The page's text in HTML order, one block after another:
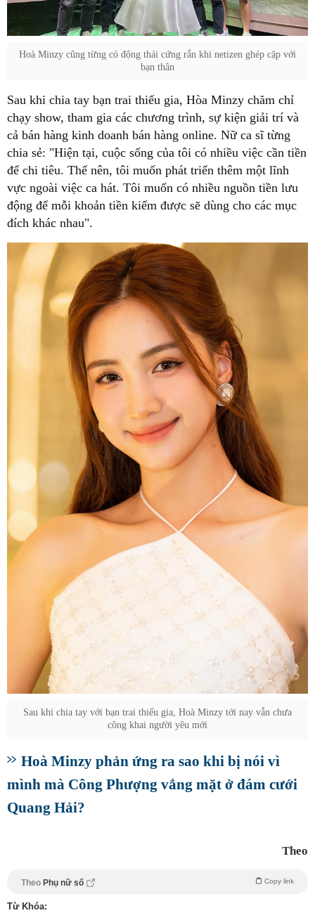
Hoà Minzy cũng từng có động thái cứng rắn khi netizen ghép cặp với
bạn thân
Sau khi chia tay bạn trai thiếu gia, Hòa Minzy chăm chỉ
chạy show, tham gia các chương trình, sự kiện giải trí và
cả bán hàng kinh doanh bán hàng online. Nữ ca sĩ từng
chia sẻ: "Hiện tại, cuộc sống của tôi có nhiều việc cần tiền
để chi tiêu. Thế nên, tôi muốn phát triển thêm một lĩnh
vực ngoài việc ca hát. Tôi muốn có nhiều nguồn tiền lưu
động để mỗi khoản tiền kiếm được sẽ dùng cho các mục
đích khác nhau".
Sau khi chia tay với bạn trai thiếu gia, Hoà Minzy tới nay vẫn chưa
công khai người yêu mới
Hoà Minzy phản ứng ra sao khi bị nói vì
mình mà Công Phượng vắng mặt ở đám cưới
Quang Hải?
Theo
Theo Phụ nữ số Copy link
Từ Khóa: